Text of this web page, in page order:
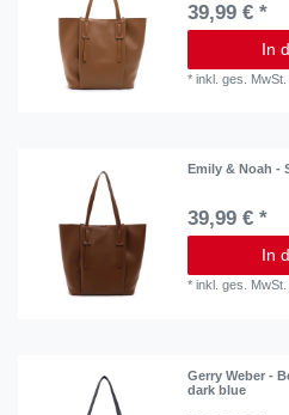
39,99 € *
In
*inkl. ges. MwSt.
Emily & Noah -
39,99 € *
In
*inkl. ges. MwSt.
Gerry Weber -
dark blue